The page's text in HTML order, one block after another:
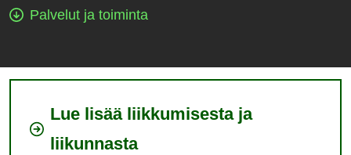
Palvelut ja toiminta
Lue lisää liikkumisesta ja
liikunnasta